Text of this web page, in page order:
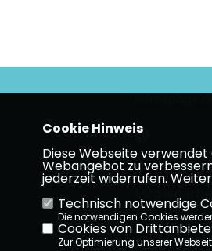
Impressum
Cookie Hinweis
Diese Webseite
Webangebot zu
jederzeit widerrufen.
Technisch notwendige
Die notwendigen Cookies
Cookies von
Zur Optimierung unserer